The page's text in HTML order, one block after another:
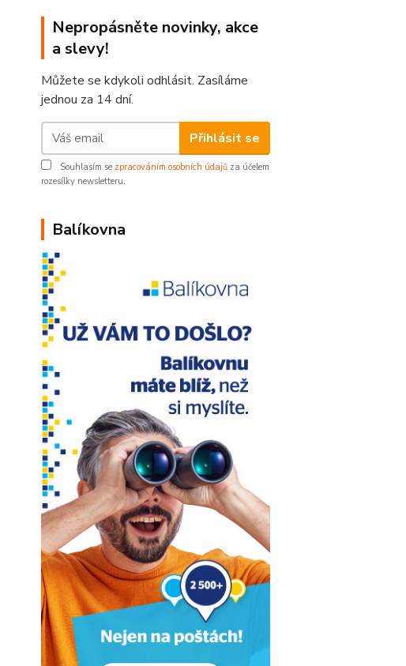
Nepropásněte novinky, akce
a slevy!
Můžete se kdykoli odhlásit. Zasíláme
jednou za 14 dní.
Přihlásit se
Souhlasím se zpracováním osobních údajů za účelem
rozesílky newsletteru.
Balíkovna